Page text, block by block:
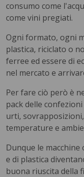
consumo come
come vini pregiati.
Ogni formato, ogni
plastica, riciclato o
ferree ed essere di
nel mercato e
Per fare ciò però è
pack delle
urti,
temperature e
Dunque le
e di plastica
buona riuscita della